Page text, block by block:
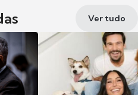
Ver tudo